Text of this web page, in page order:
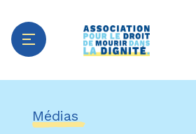
contenuMédias